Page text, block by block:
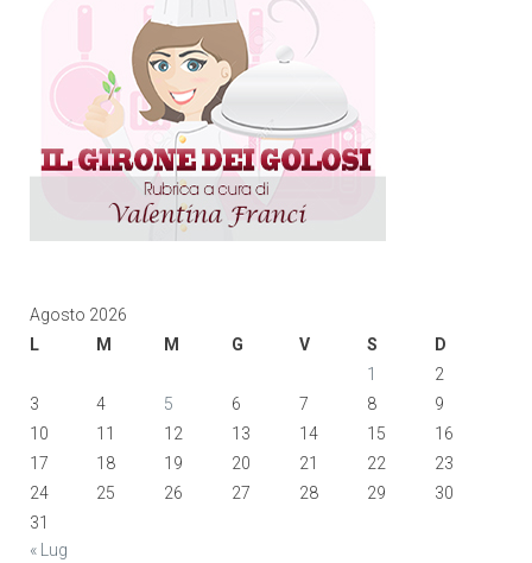
Agosto 2026
L
M M G V S
D
1
2
3
4 5 6 7 8
9
10
11 12 13 14 15
16
17
18 19 20 21 22
23
24
25 26 27 28 29
30
31
« Lug